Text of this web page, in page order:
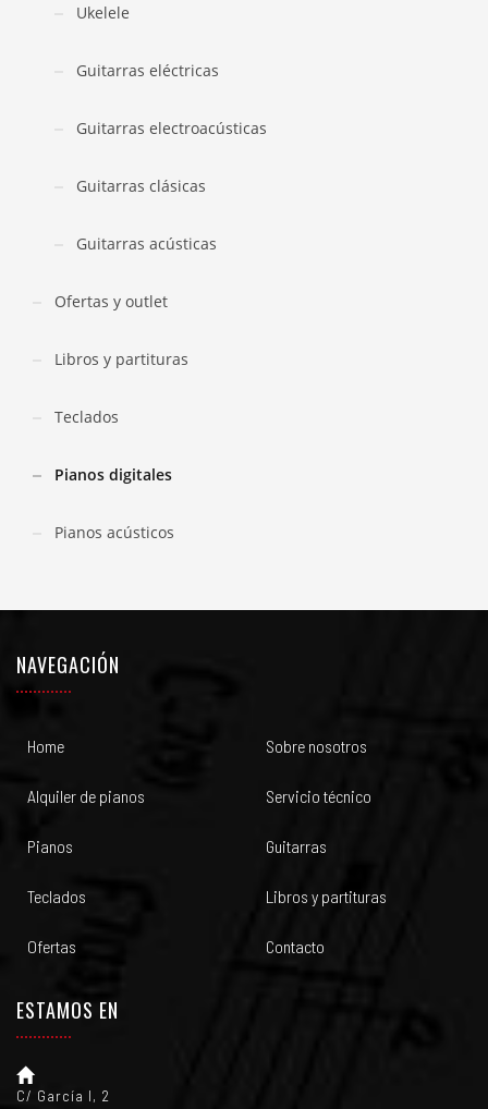
Ukelele
Guitarras eléctricas
Guitarras electroacústicas
Guitarras clásicas
Guitarras acústicas
Ofertas y outlet
Libros y partituras
Teclados
Pianos digitales
Pianos acústicos
NAVEGACIÓN
Home Sobre nosotros
Alquiler de pianos Servicio técnico
Pianos Guitarras
Teclados Libros y partituras
Ofertas Contacto
ESTAMOS EN
C/ García I, 2